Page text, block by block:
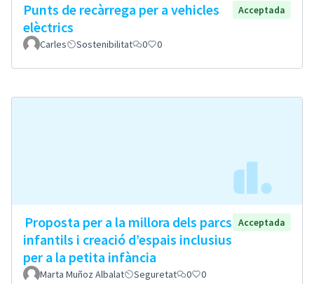
Punts de recàrrega per a vehicles
elèctrics
Acceptada
Carles Sostenibilitat 0 0
Proposta per a la millora dels parcs
infantils i creació d’espais inclusius
per a la petita infància
Acceptada
Marta Muñoz Albalat Seguretat 0 0